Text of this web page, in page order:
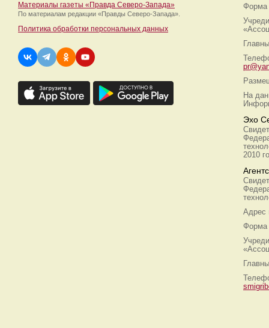
Материалы газеты «Правда Северо-Запада»
По материалам редакции «Правды Северо-Запада».
Политика обработки персональных данных
Форма
На
Эхо
2010
Адрес
Форма